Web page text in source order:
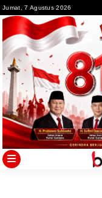
to
content
Jumat, 7 Agustus 2026